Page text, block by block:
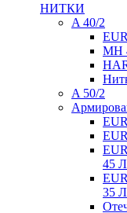
НИТКИ
A 40/2
MH
A 50/2
45
35